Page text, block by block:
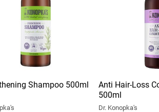
Shampoo 500ml
Anti Hair-Loss
500ml
Dr. Konopka's